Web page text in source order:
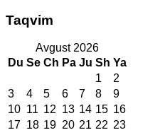
Taqvim
Avgust 2026
Du Se Ch Pa Ju Sh Ya
1
2
3
4 5 6 7 8
9
10 11 12 13 14 15 16
17 18 19 20 21 22 23